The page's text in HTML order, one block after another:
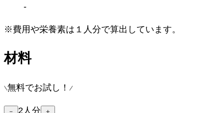
-
※費用や栄養素は １人分で算出しています。
材料
無料でお試し！
－ 2人分 ＋